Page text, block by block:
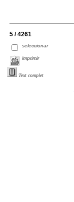
5 / 4261
seleccionar
imprimir
Text complet